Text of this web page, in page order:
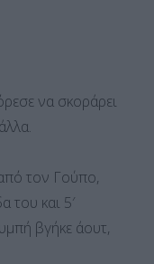
να σκοράρει
τον Γούπο,
του και 5′
βγήκε άουτ,